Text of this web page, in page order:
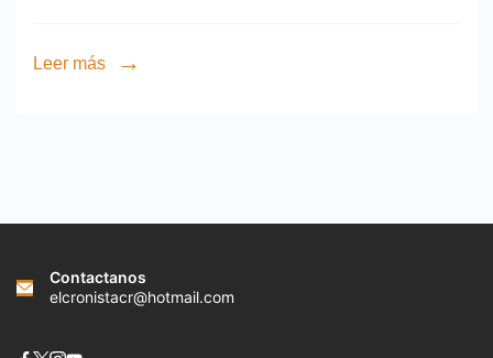
Leer más
Contactanos
elcronistacr@hotmail.com